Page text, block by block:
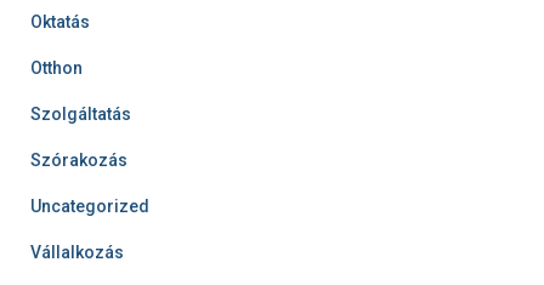
Oktatás
Otthon
Szolgáltatás
Szórakozás
Uncategorized
Vállalkozás